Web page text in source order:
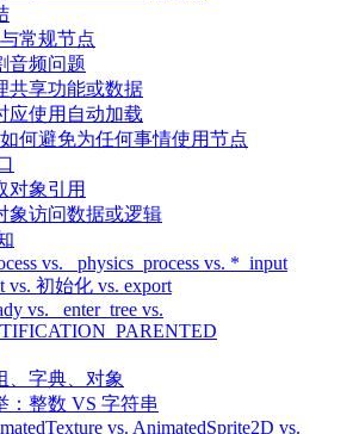
常规节点
音频问题
共享功能或数据
应使用自动加载
何避免为任何事情使用节点
对象引用
象访问数据或逻辑
vs. _physics_process vs. *_input
vs. 初始化 vs. export
vs. _enter_tree vs.
、字典、对象
：整数 VS 字符串
vs. AnimatedSprite2D vs.